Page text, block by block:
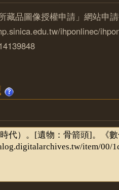
藏品圖像授權申請」網站申
ihponlinec/